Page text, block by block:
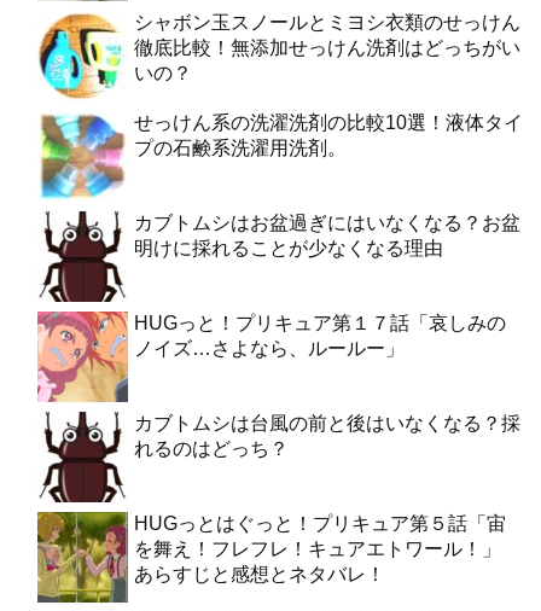
シャボン玉スノールとミヨシ衣類のせっけん
徹底比較！無添加せっけん洗剤はどっちがい
いの？
せっけん系の洗濯洗剤の比較10選！液体タイ
プの石鹸系洗濯用洗剤。
カブトムシはお盆過ぎにはいなくなる？お盆
明けに採れることが少なくなる理由
HUGっと！プリキュア第１７話「哀しみの
ノイズ…さよなら、ルールー」
カブトムシは台風の前と後はいなくなる？採
れるのはどっち？
HUGっとはぐっと！プリキュア第５話「宙
を舞え！フレフレ！キュアエトワール！」
あらすじと感想とネタバレ！